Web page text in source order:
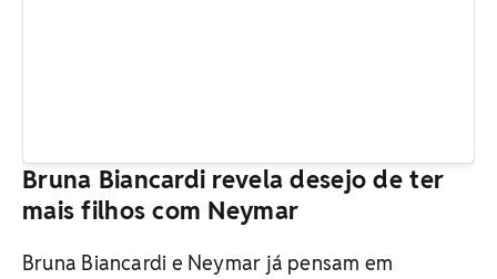
Bruna Biancardi revela desejo de ter
mais filhos com Neymar
Bruna Biancardi e Neymar já pensam em